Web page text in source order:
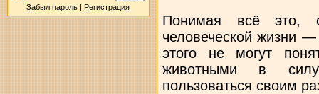
Забыл пароль |Регистрация
Понимая всё это,
человеческой жизни
этого не могут
животными в силу
пользоваться своим